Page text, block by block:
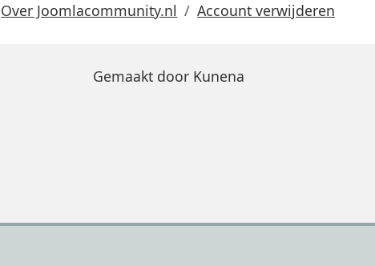
Over Joomlacommunity.nl Account verwijderen
Gemaakt door Kunena